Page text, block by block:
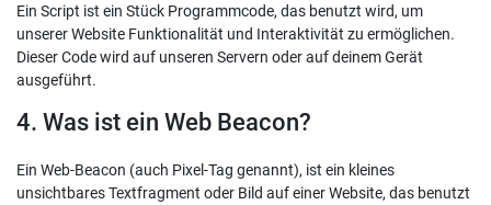
Ein Script ist ein Stück Programmcode, das benutzt wird, um
unserer Website Funktionalität und Interaktivität zu ermöglichen.
Dieser Code wird auf unseren Servern oder auf deinem Gerät
ausgeführt.
4. Was ist ein Web Beacon?
Ein Web-Beacon (auch Pixel-Tag genannt), ist ein kleines
unsichtbares Textfragment oder Bild auf einer Website, das benutzt